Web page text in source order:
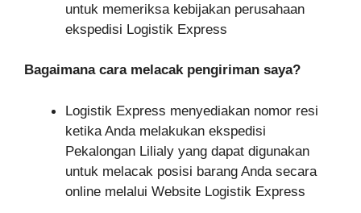
untuk memeriksa kebijakan perusahaan
ekspedisi Logistik Express
Bagaimana cara melacak pengiriman saya?
Logistik Express menyediakan nomor resi
ketika Anda melakukan ekspedisi
Pekalongan Lilialy yang dapat digunakan
untuk melacak posisi barang Anda secara
online melalui Website Logistik Express